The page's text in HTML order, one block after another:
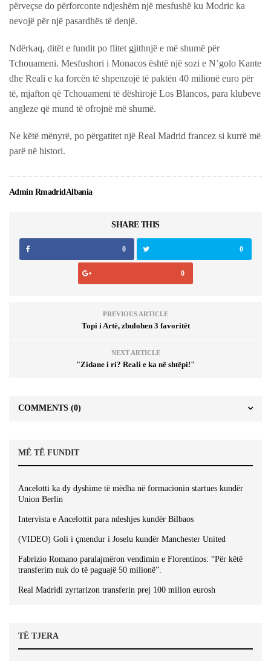
përveçse do përforconte ndjeshëm një mesfushë ku Modric ka
nevojë për një pasardhës të denjë.
Ndërkaq, ditët e fundit po flitet gjithnjë e më shumë për
Tchouameni. Mesfushori i Monacos është një sozi e N’golo Kante
dhe Reali e ka forcën të shpenzojë të paktën 40 milionë euro për
të, mjafton që Tchouameni të dëshirojë Los Blancos, para klubeve
angleze që mund të ofrojnë më shumë.
Ne këtë mënyrë, po përgatitet një Real Madrid francez si kurrë më
parë në histori.
Admin RmadridAlbania
SHARE THIS
0 0
0
PREVIOUS ARTICLE
Topi i Artë, zbulohen 3 favoritët
NEXT ARTICLE
"Zidane i ri? Reali e ka në shtëpi!"
COMMENTS (0)
MË TË FUNDIT
Ancelotti ka dy dyshime të mëdha në formacionin startues kundër
Union Berlin
Intervista e Ancelottit para ndeshjes kundër Bilbaos
(VIDEO) Goli i çmendur i Joselu kundër Manchester United
Fabrizio Romano paralajmëron vendimin e Florentinos: “Për këtë
transferim nuk do të paguajë 50 milionë”.
Real Madridi zyrtarizon transferin prej 100 milion eurosh
TË TJERA